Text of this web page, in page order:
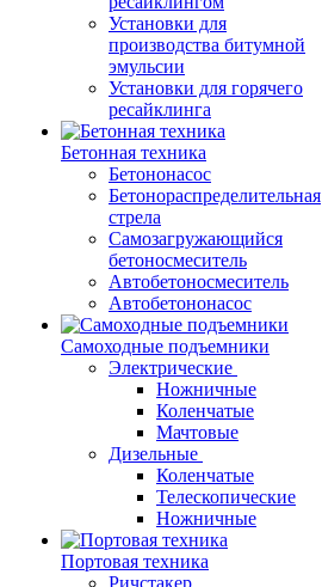
Установки для
производства битумной
эмульсии
Установки для горячего
ресайклинга
Бетонная техника
Бетононасос
Бетонораспределительная
стрела
Самозагружающийся
бетоносмеситель
Автобетоносмеситель
Автобетононасос
Самоходные подъемники
Электрические
Ножничные
Коленчатые
Мачтовые
Дизельные
Коленчатые
Телескопические
Ножничные
Портовая техника
Ричстакер